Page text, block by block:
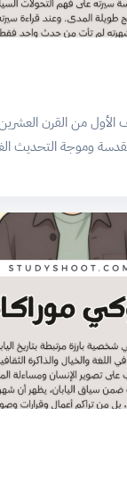
من القرن
وموجة التحديث